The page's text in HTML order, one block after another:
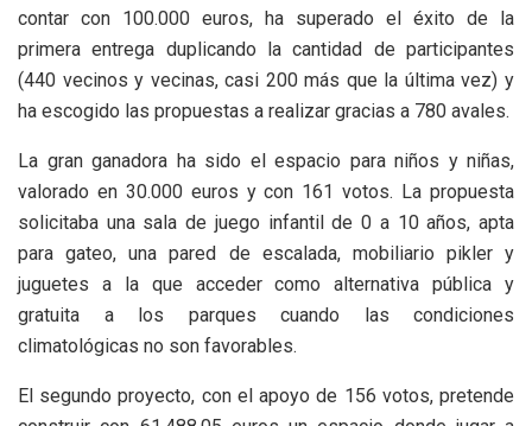
contar con 100.000 euros, ha superado el éxito de la
primera entrega duplicando la cantidad de participantes
(440 vecinos y vecinas, casi 200 más que la última vez) y
ha escogido las propuestas a realizar gracias a 780 avales.
La gran ganadora ha sido el espacio para niños y niñas,
valorado en 30.000 euros y con 161 votos. La propuesta
solicitaba una sala de juego infantil de 0 a 10 años, apta
para gateo, una pared de escalada, mobiliario pikler y
juguetes a la que acceder como alternativa pública y
gratuita a los parques cuando las condiciones
climatológicas no son favorables.
El segundo proyecto, con el apoyo de 156 votos, pretende